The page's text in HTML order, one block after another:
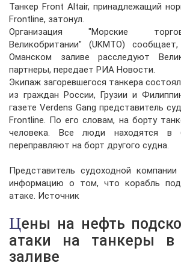
Танкер Front Altair, принадлежащий
Frontline, затонул.
Организация "Морские
Великобритании" (UKMTO)
Оманском заливе расследуют
партнеры, передает РИА Новости.
Экипаж загоревшегося танкера
из граждан России, Грузии и
газете Verdens Gang представитель
Frontline. По его словам, на борту
человека. Все люди находятся в
переправляют на борт другого судна.
Представитель судоходной
информацию о том, что корабль
атаке. Источник
Цены на нефть подскочили из-за
атаки на танкеры в
заливе